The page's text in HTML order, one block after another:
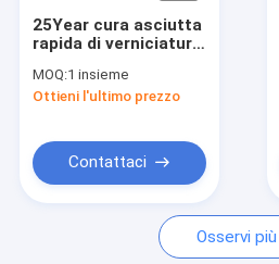
Richieda una citazione
sigillante di vetro del silicone
25Year cura asciutta
rapida di verniciatura
sigillante del silicone
componente della
MOQ:1 insieme
Ottieni l'ultimo prezzo
Contattaci
Osservi più